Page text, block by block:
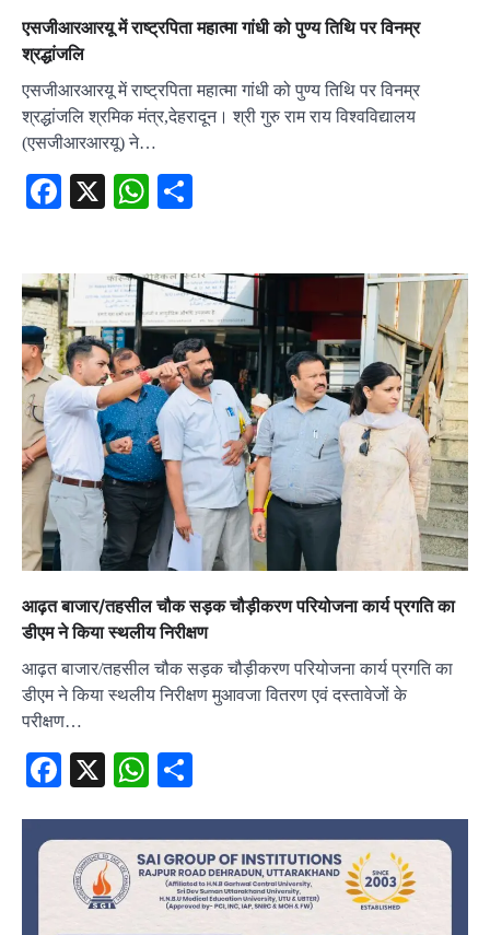
एसजीआरआरयू में राष्ट्रपिता महात्मा गांधी को पुण्य तिथि पर विनम्र
श्रद्धांजलि
एसजीआरआरयू में राष्ट्रपिता महात्मा गांधी को पुण्य तिथि पर विनम्र
श्रद्धांजलि श्रमिक मंत्र,देहरादून। श्री गुरु राम राय विश्वविद्यालय
(एसजीआरआरयू) ने…
Facebook
X WhatsApp
आढ़त बाजार/तहसील चौक सड़क चौड़ीकरण परियोजना कार्य प्रगति का
डीएम ने किया स्थलीय निरीक्षण
आढ़त बाजार/तहसील चौक सड़क चौड़ीकरण परियोजना कार्य प्रगति का
डीएम ने किया स्थलीय निरीक्षण मुआवजा वितरण एवं दस्तावेजों के
परीक्षण…
Facebook
X WhatsApp